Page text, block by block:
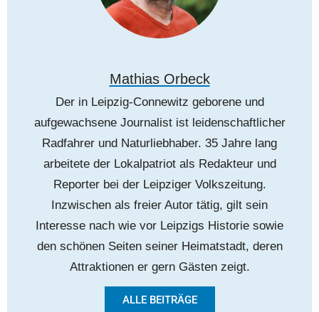
Mathias Orbeck
Der in Leipzig-Connewitz geborene und
aufgewachsene Journalist ist leidenschaftlicher
Radfahrer und Naturliebhaber. 35 Jahre lang
arbeitete der Lokalpatriot als Redakteur und
Reporter bei der Leipziger Volkszeitung.
Inzwischen als freier Autor tätig, gilt sein
Interesse nach wie vor Leipzigs Historie sowie
den schönen Seiten seiner Heimatstadt, deren
Attraktionen er gern Gästen zeigt.
ALLE BEITRÄGE